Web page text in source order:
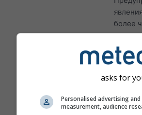
более
не
asks for
Personalised advertising
measurement, audience